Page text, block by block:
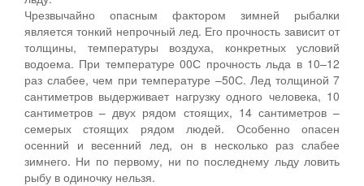
Чрезвычайно опасным фактором зимней рыбалки
является тонкий непрочный лед. Его прочность зависит от
толщины, температуры воздуха, конкретных условий
водоема. При температуре 00С прочность льда в 10–12
раз слабее, чем при температуре –50С. Лед толщиной 7
сантиметров выдерживает нагрузку одного человека, 10
сантиметров – двух рядом стоящих, 14 сантиметров –
семерых стоящих рядом людей. Особенно опасен
осенний и весенний лед, он в несколько раз слабее
зимнего. Ни по первому, ни по последнему льду ловить
рыбу в одиночку нельзя.